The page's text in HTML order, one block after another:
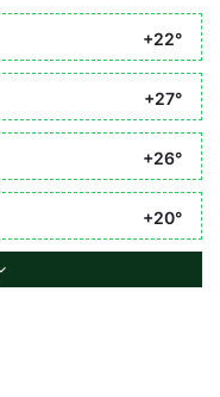
+22°
+27°
+26°
+20°